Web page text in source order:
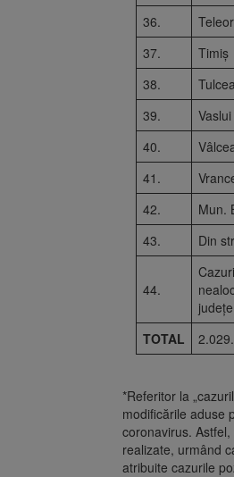
36.
37.
Timiș
38.
Tulcea
39.
Vaslui
40.
41.
42.
Mun.
43.
Din
44.
județe
TOTAL
*Referitor la
modificările aduse
coronavirus.
realizate, urmând
atribuite cazurile